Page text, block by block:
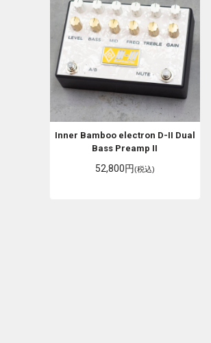
Inner Bamboo electron D-II Dual
Bass Preamp II
52,800円(税込)